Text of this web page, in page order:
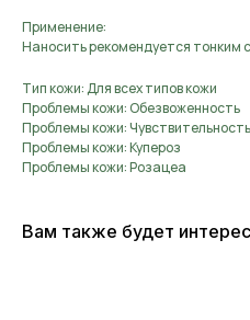
Применение:
Наносить рекомендуется тонким
Тип кожи: Для всех типов кожи
Проблемы кожи: Обезвоженность
Проблемы кожи: Чувствительность
Проблемы кожи: Купероз
Проблемы кожи: Розацеа
Вам также будет